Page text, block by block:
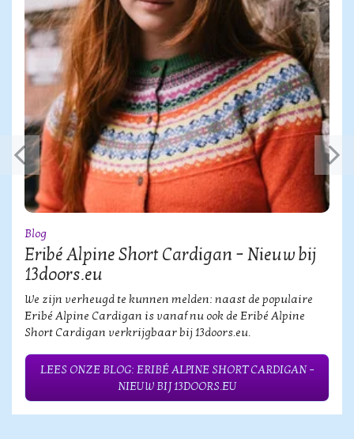
Blog
Eribé Alpine Short Cardigan – Nieuw bij
13doors.eu
We zijn verheugd te kunnen melden: naast de populaire
Eribé Alpine Cardigan is vanaf nu ook de Eribé Alpine
Short Cardigan verkrijgbaar bij 13doors.eu.
LEES ONZE BLOG: ERIBÉ ALPINE SHORT CARDIGAN –
NIEUW BIJ 13DOORS.EU